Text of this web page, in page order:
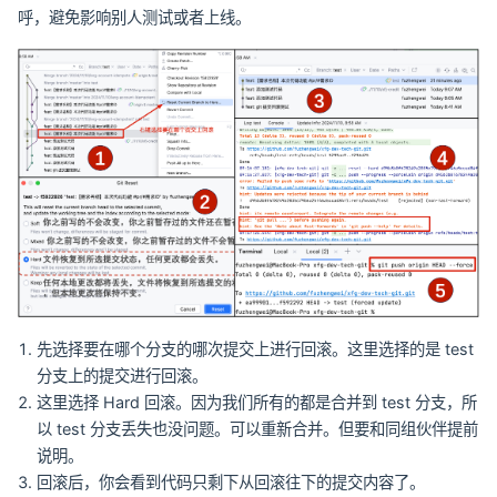
呼，避免影响别人测试或者上线。
先选择要在哪个分支的哪次提交上进行回滚。这里选择的是 test
分支上的提交进行回滚。
这里选择 Hard 回滚。因为我们所有的都是合并到 test 分支，所
以 test 分支丢失也没问题。可以重新合并。但要和同组伙伴提前
说明。
回滚后，你会看到代码只剩下从回滚往下的提交内容了。